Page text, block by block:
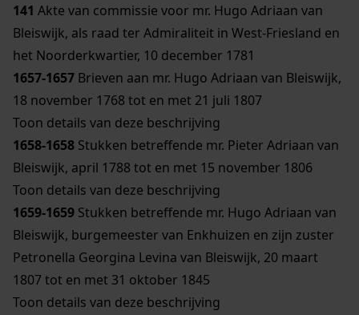
141 Akte van commissie voor mr. Hugo Adriaan van
Bleiswijk, als raad ter Admiraliteit in West-Friesland en
het Noorderkwartier, 10 december 1781
1657-1657 Brieven aan mr. Hugo Adriaan van Bleiswijk,
18 november 1768 tot en met 21 juli 1807
Toon details van deze beschrijving
1658-1658 Stukken betreffende mr. Pieter Adriaan van
Bleiswijk, april 1788 tot en met 15 november 1806
Toon details van deze beschrijving
1659-1659 Stukken betreffende mr. Hugo Adriaan van
Bleiswijk, burgemeester van Enkhuizen en zijn zuster
Petronella Georgina Levina van Bleiswijk, 20 maart
1807 tot en met 31 oktober 1845
Toon details van deze beschrijving